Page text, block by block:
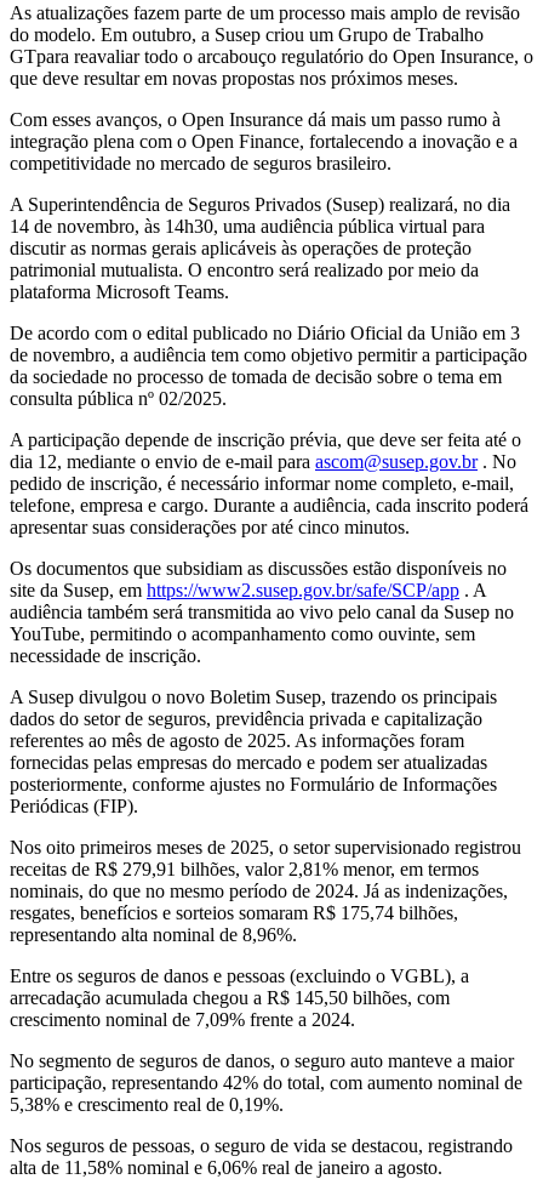
As atualizações fazem parte de um processo mais amplo de revisão
do modelo. Em outubro, a Susep criou um Grupo de Trabalho
GTpara reavaliar todo o arcabouço regulatório do Open Insurance, o
que deve resultar em novas propostas nos próximos meses.
Com esses avanços, o Open Insurance dá mais um passo rumo à
integração plena com o Open Finance, fortalecendo a inovação e a
competitividade no mercado de seguros brasileiro.
A Superintendência de Seguros Privados (Susep) realizará, no dia
14 de novembro, às 14h30, uma audiência pública virtual para
discutir as normas gerais aplicáveis às operações de proteção
patrimonial mutualista. O encontro será realizado por meio da
plataforma Microsoft Teams.
De acordo com o edital publicado no Diário Oficial da União em 3
de novembro, a audiência tem como objetivo permitir a participação
da sociedade no processo de tomada de decisão sobre o tema em
consulta pública nº 02/2025.
A participação depende de inscrição prévia, que deve ser feita até o
dia 12, mediante o envio de e-mail para ascom@susep.gov.br. No
pedido de inscrição, é necessário informar nome completo, e-mail,
telefone, empresa e cargo. Durante a audiência, cada inscrito poderá
apresentar suas considerações por até cinco minutos.
Os documentos que subsidiam as discussões estão disponíveis no
site da Susep, em https://www2.susep.gov.br/safe/SCP/app . A
audiência também será transmitida ao vivo pelo canal da Susep no
YouTube, permitindo o acompanhamento como ouvinte, sem
necessidade de inscrição.
A Susep divulgou o novo Boletim Susep, trazendo os principais
dados do setor de seguros, previdência privada e capitalização
referentes ao mês de agosto de 2025. As informações foram
fornecidas pelas empresas do mercado e podem ser atualizadas
posteriormente, conforme ajustes no Formulário de Informações
Periódicas (FIP).
Nos oito primeiros meses de 2025, o setor supervisionado registrou
receitas de R$ 279,91 bilhões, valor 2,81% menor, em termos
nominais, do que no mesmo período de 2024. Já as indenizações,
resgates, benefícios e sorteios somaram R$ 175,74 bilhões,
representando alta nominal de 8,96%.
Entre os seguros de danos e pessoas (excluindo o VGBL), a
arrecadação acumulada chegou a R$ 145,50 bilhões, com
crescimento nominal de 7,09% frente a 2024.
No segmento de seguros de danos, o seguro auto manteve a maior
participação, representando 42% do total, com aumento nominal de
5,38% e crescimento real de 0,19%.
Nos seguros de pessoas, o seguro de vida se destacou, registrando
alta de 11,58% nominal e 6,06% real de janeiro a agosto.